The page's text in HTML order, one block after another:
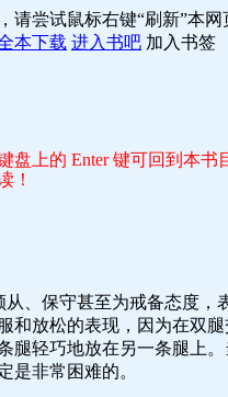
尝试鼠标右键“刷新”本
本下载 进入书吧 加入书签
上的 Enter 键可回到本书
！
、保守甚至为戒备态度
和放松的表现，因为在双
腿轻巧地放在另一条腿上
是非常困难的。